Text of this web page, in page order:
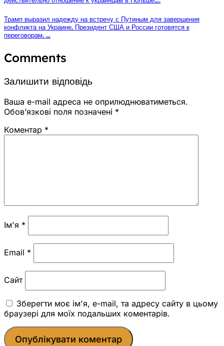
Трамп выразил надежду на встречу с Путиным для завершения
конфликта на Украине. Президент США и России готовятся к
переговорам. …
Comments
Залишити відповідь
Ваша e-mail адреса не оприлюднюватиметься.
Обов’язкові поля позначені *
Коментар *
Ім'я *
Email *
Сайт
Зберегти моє ім'я, e-mail, та адресу сайту в цьому
браузері для моїх подальших коментарів.